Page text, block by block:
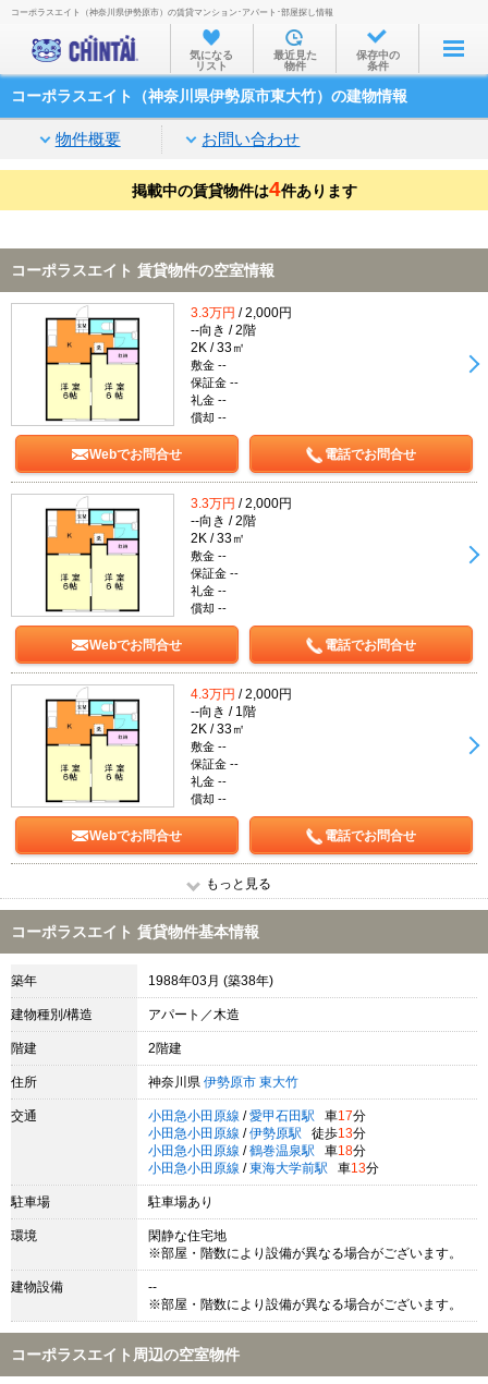
お部屋を探す
沿線・駅から
家賃相場から
通勤通学時間から
不動産会社から
TOP
コーポラスエイト（神奈川県伊勢原市）の賃貸マンション･アパート･部屋探し情報
気になる
リスト
最近見た
物件
保存中の
条件
コーポラスエイト（神奈川県伊勢原市東大竹）の建物情報
物件概要 お問い合わせ
掲載中の賃貸物件は4件あります
コーポラスエイト 賃貸物件の空室情報
3.3万円 / 2,000円
--向き / 2階
2K / 33㎡
敷金 --
保証金 --
礼金 --
償却 --
Webでお問合せ 電話でお問合せ
3.3万円 / 2,000円
--向き / 2階
2K / 33㎡
敷金 --
保証金 --
礼金 --
償却 --
Webでお問合せ 電話でお問合せ
4.3万円 / 2,000円
--向き / 1階
2K / 33㎡
敷金 --
保証金 --
礼金 --
償却 --
Webでお問合せ 電話でお問合せ
もっと見る
コーポラスエイト 賃貸物件基本情報
築年 1988年03月 (築38年)
建物種別/構造 アパート／木造
階建 2階建
住所 神奈川県 伊勢原市 東大竹
交通 小田急小田原線 / 愛甲石田駅 車17分
小田急小田原線 / 伊勢原駅 徒歩13分
小田急小田原線 / 鶴巻温泉駅 車18分
小田急小田原線 / 東海大学前駅 車13分
駐車場 駐車場あり
環境
閑静な住宅地
※部屋・階数により設備が異なる場合がございます。
建物設備
--
※部屋・階数により設備が異なる場合がございます。
コーポラスエイト周辺の空室物件